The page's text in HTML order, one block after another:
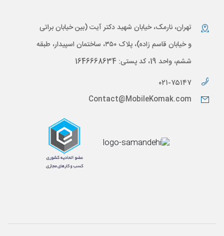
تهران، نارمک، خیابان شهید دکتر آیت (بین خیابان براتی
و خیابان قاسم زاده)، پلاک ۳۵۰، ساختمان اسپیدار، طبقه
ششم، واحد 19، کد پستی: 1646668634
۰۲۱-۷۵۱۴۷
Contact@MobileKomak.com